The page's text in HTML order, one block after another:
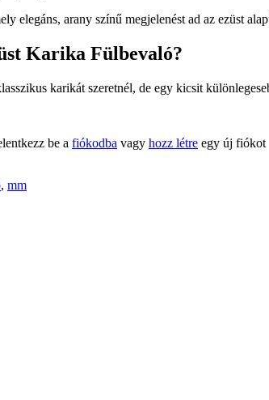
elegáns, arany színű megjelenést ad az ezüst
Karika Fülbevaló?
karikát szeretnél, de egy kicsit
be a fiókodba vagy hozz létre egy új fiókot
, mm